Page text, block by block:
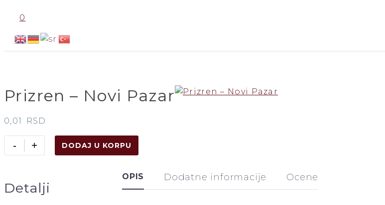
0
Prizren – Novi Pazar
0,01 RSD
-
Prizren
–
količina
+ DODAJ U KORPU
Detalji
OPIS Dodatne informacije Ocene